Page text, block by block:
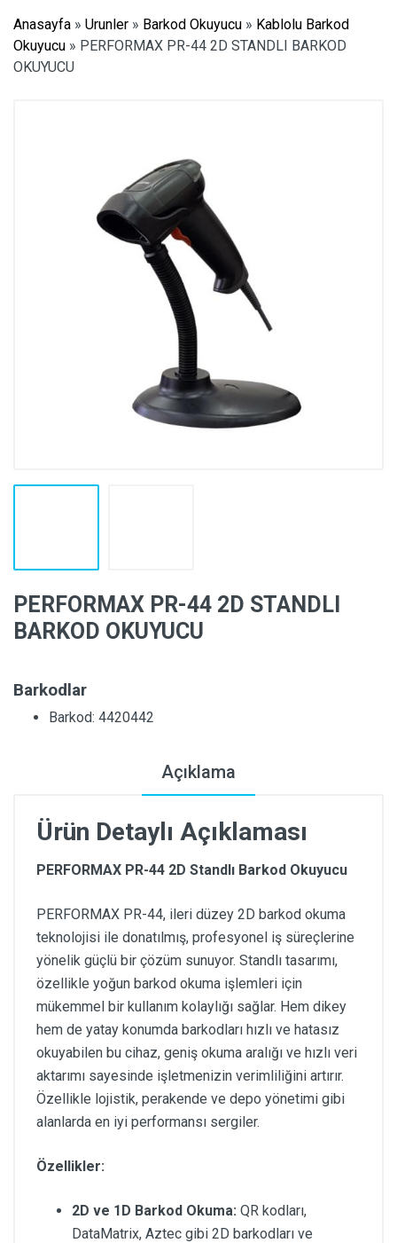
Anasayfa » Urunler » Barkod Okuyucu » Kablolu Barkod
Okuyucu » PERFORMAX PR-44 2D STANDLI BARKOD
OKUYUCU
PERFORMAX PR-44 2D STANDLI
BARKOD OKUYUCU
Barkodlar
Barkod: 4420442
Açıklama
Ürün Detaylı Açıklaması
PERFORMAX PR-44 2D Standlı Barkod Okuyucu
PERFORMAX PR-44, ileri düzey 2D barkod okuma
teknolojisi ile donatılmış, profesyonel iş süreçlerine
yönelik güçlü bir çözüm sunuyor. Standlı tasarımı,
özellikle yoğun barkod okuma işlemleri için
mükemmel bir kullanım kolaylığı sağlar. Hem dikey
hem de yatay konumda barkodları hızlı ve hatasız
okuyabilen bu cihaz, geniş okuma aralığı ve hızlı veri
aktarımı sayesinde işletmenizin verimliliğini artırır.
Özellikle lojistik, perakende ve depo yönetimi gibi
alanlarda en iyi performansı sergiler.
Özellikler:
2D ve 1D Barkod Okuma: QR kodları,
DataMatrix, Aztec gibi 2D barkodları ve